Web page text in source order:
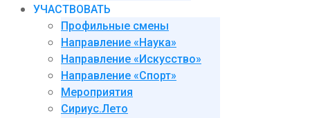
УЧАСТВОВАТЬ
Профильные смены
Направление «Наука»
Направление «Искусство»
Направление «Спорт»
Мероприятия
Сириус.Лето